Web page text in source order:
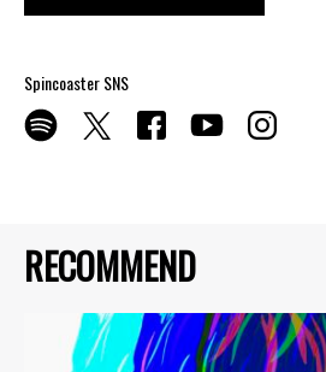
RECOMMEND
Spincoaster SNS